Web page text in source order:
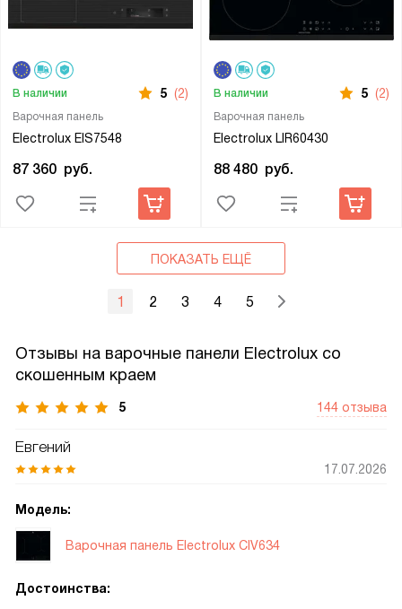
Варочная панель
Electrolux EIS7548
В наличии 5 (2)
87 360 руб.
Варочная панель
Electrolux LIR60430
В наличии 5 (2)
88 480 руб.
ПОКАЗАТЬ ЕЩЁ
1 2 3 4 5
Отзывы на варочные панели Electrolux cо
скошенным краем
5 144 отзыва
Евгений
17.07.2026
Модель:
Варочная панель Electrolux CIV634
Достоинства: